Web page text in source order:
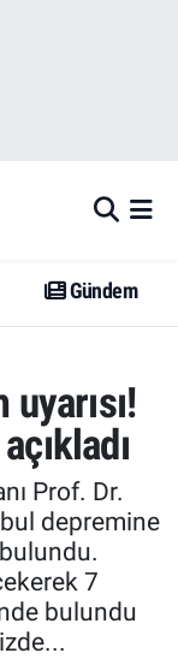
Gündem
Prof. Dr.
depremine
7
bulundu